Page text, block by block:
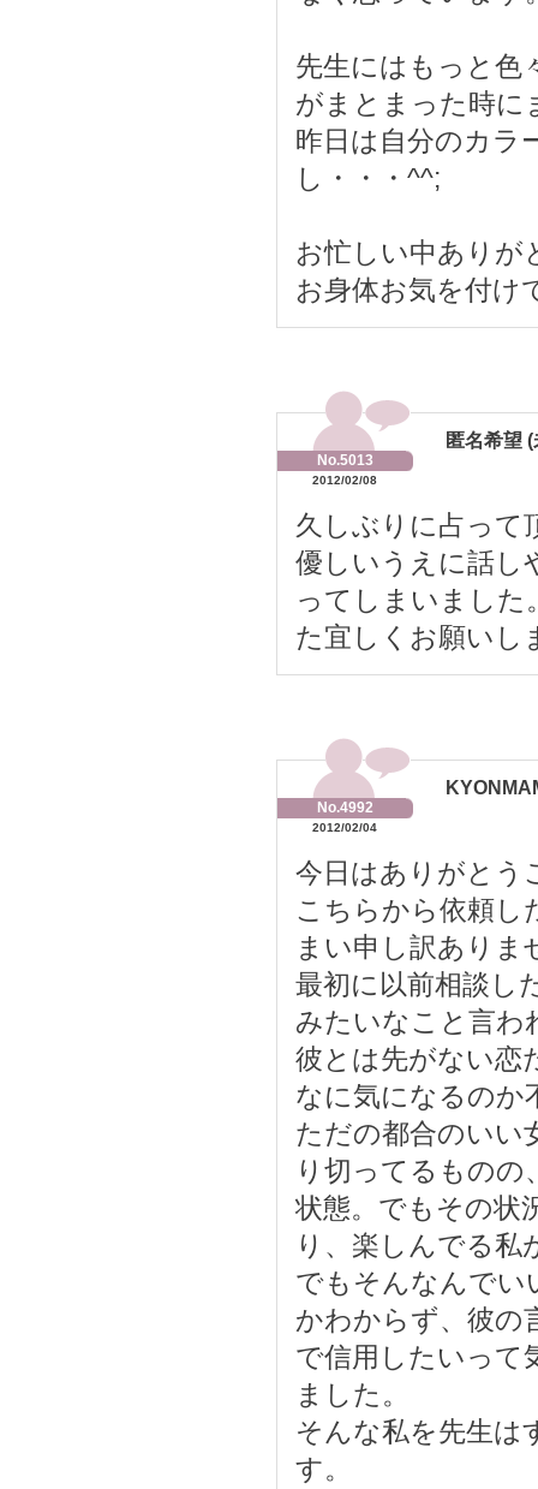
先生にはもっと色
がまとまった時に
昨日は自分のカラ
し・・・^^;
お忙しい中ありが
お身体お気を付け
匿名希望
No.5013
2012/02/08
久しぶりに占って
優しいうえに話し
ってしまいました
た宜しくお願いし
No.4992
2012/02/04
今日はありがとう
こちらから依頼し
まい申し訳ありま
最初に以前相談し
みたいなこと言わ
彼とは先がない恋
なに気になるのか
ただの都合のいい
り切ってるものの
状態。でもその状
り、楽しんでる私
でもそんなんでい
かわからず、彼の
で信用したいって
ました。
そんな私を先生は
す。